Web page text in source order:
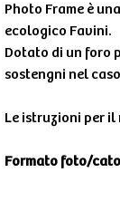
Photo Frame è
ecologico Favini.
Dotato di un foro
sostengni nel
Le istruzioni per il
Formato foto/